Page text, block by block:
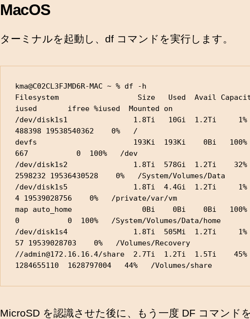
MacOS
ターミナルを起動し、df コマンドを実行します。
kma@C02CL3FJMD6R-MAC ~ % df -h
Filesystem                  Size   Used  Avail
iused       ifree %iused  Mounted on
/dev/disk1s1               1.8Ti   10Gi  1.2Ti     1%
488398 19538540362    0%   /
devfs                      193Ki  193Ki    0Bi   100%
667           0  100%   /dev
/dev/disk1s2               1.8Ti  578Gi  1.2Ti    32%
2598232 19536430528    0%   /System/Volumes/Data
/dev/disk1s5               1.8Ti  4.4Gi  1.2Ti     1%
4 19539028756    0%   /private/var/vm
map auto_home                0Bi    0Bi    0Bi   100%
0           0  100%   /System/Volumes/Data/home
/dev/disk1s4               1.8Ti  505Mi  1.2Ti     1%
57 19539028703    0%   /Volumes/Recovery
//admin@172.16.16.4/share  2.7Ti  1.2Ti  1.5Ti    45%
1284655110  1628797004   44%   /Volumes/share
MicroSD を認識させた後に、もう一度 DF コマンド